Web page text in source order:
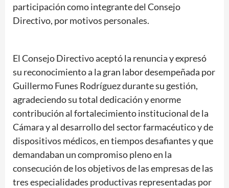
participación como integrante del Consejo
Directivo, por motivos personales.
El Consejo Directivo aceptó la renuncia y expresó
su reconocimiento a la gran labor desempeñada por
Guillermo Funes Rodríguez durante su gestión,
agradeciendo su total dedicación y enorme
contribución al fortalecimiento institucional de la
Cámara y al desarrollo del sector farmacéutico y de
dispositivos médicos, en tiempos desafiantes y que
demandaban un compromiso pleno en la
consecución de los objetivos de las empresas de las
tres especialidades productivas representadas por